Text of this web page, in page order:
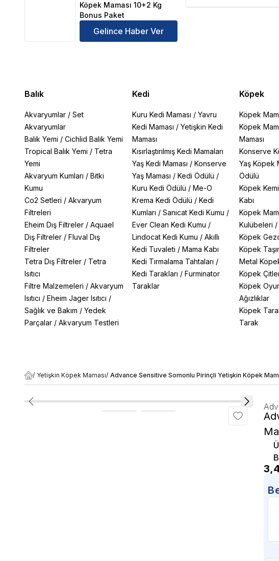
Köpek Maması 10+2 Kg
Bonus Paket
Gelince Haber Ver
Balık
Akvaryumlar / Set
Akvaryumlar
Balık Yemi / Cichlid Balık Yemi
Tropical Balık Yemi / Tetra
Yemi
Akvaryum Kumları / Bitki
Kumu
Co2 Setleri / Akvaryum
Filtreleri
Eheim Dış Filtreler / Aquael
Dış Filtreler / Fluval Dış
Filtreler
Tetra Dış Filtreler / Tetra
Isıtıcı
Filtre Malzemeleri / Akvaryum
Isıtıcı / Eheim Jager Isıtıcı /
Sağlık ve Bakım / Yedek
Parçalar / Akvaryum Testleri
Kedi
Kuru Kedi Maması / Yavru
Kedi Maması / Yetişkin Kedi
Maması
Kısırlaştırılmış Kedi Mamaları
Yaş Kedi Maması / Konserve
Yaş Maması / Kedi Ödülü /
Kuru Kedi Ödülü / Me-O
Krema Kedi Ödülü / Kedi
Kumları / Sanicat Kedi Kumu /
Ever Clean Kedi Kumu /
Lindocat Kedi Kumu / Akıllı
Kedi Tuvaleti / Mama Kabı
Kedi Tırmalama Tahtaları /
Kedi Tarakları / Furminator
Taraklar
Köpek
Köpek
Köpek
Maması
Konserve
Yaş Köpek
Ödülü
Köpek
Kabı
Köpek
Kulübeleri
Köpek
Köpek
Metal
Köpek
Köpek
Ağızlıklar
Köpek
Tarak
/ Yetişkin Köpek Maması/ Advance Sensitive Somonlu Pirinçli Yetişkin Köpek